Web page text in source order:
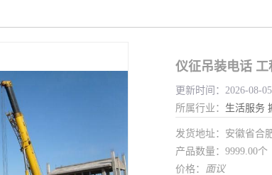
仪征吊装电话
更新时间：2026-08-
所属行业： 生活服务
发货地址：安徽省合
产品数量：9999.00个
价格： 面议